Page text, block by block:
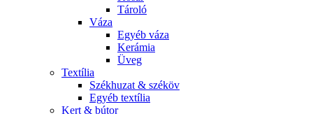
Tároló
Váza
Egyéb váza
Kerámia
Üveg
Textília
Székhuzat & széköv
Egyéb textília
Kert & bútor